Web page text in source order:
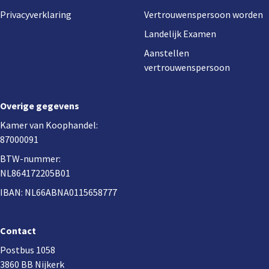
Privacyverklaring
Vertrouwenspersoon worden
Landelijk Examen
Aanstellen
vertrouwenspersoon
Overige gegevens
Kamer van Koophandel:
87000091
BTW-nummer:
NL864172205B01
IBAN: NL66ABNA0115658777
Contact
Postbus 1058
3860 BB Nijkerk